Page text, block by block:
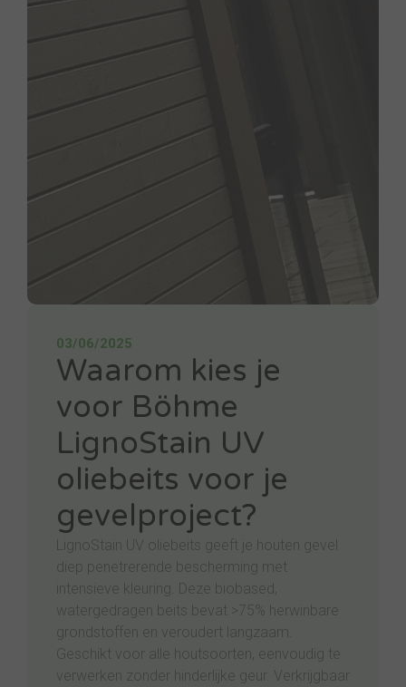
03/06/2025
Waarom kies je
voor Böhme
LignoStain UV
oliebeits voor je
gevelproject?
LignoStain UV oliebeits geeft je houten gevel
diep penetrerende bescherming met
intensieve kleuring. Deze biobased,
watergedragen beits bevat >75% herwinbare
grondstoffen en veroudert langzaam.
Geschikt voor alle houtsoorten, eenvoudig te
verwerken zonder hinderlijke geur. Verkrijgbaar